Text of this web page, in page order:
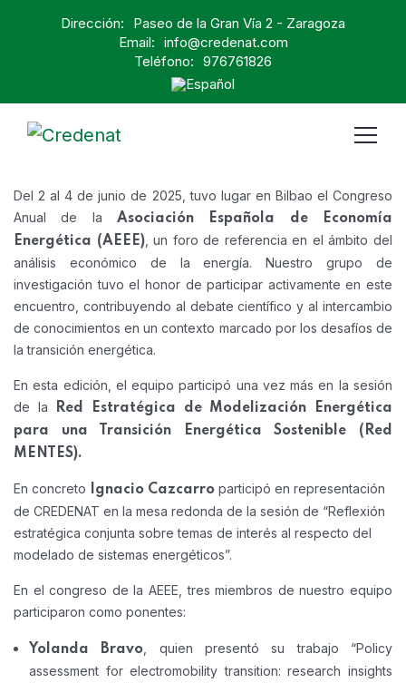
Dirección:
Paseo de la Gran Vía 2 - Zaragoza
Email: info@credenat.com
Teléfono: 976761826
Del 2 al 4 de junio de 2025, tuvo lugar en Bilbao el Congreso
Anual de la Asociación Española de Economía
Energética (AEEE), un foro de referencia en el ámbito del
análisis económico de la energía. Nuestro grupo de
investigación tuvo el honor de participar activamente en este
encuentro, contribuyendo al debate científico y al intercambio
de conocimientos en un contexto marcado por los desafíos de
la transición energética.
En esta edición, el equipo participó una vez más en la sesión
de la
Red Estratégica de Modelización Energética
para una Transición Energética Sostenible (Red
MENTES).
En concreto Ignacio Cazcarro participó en representación
de CREDENAT en la mesa redonda de la sesión de “Reflexión
estratégica conjunta sobre temas de interés al respecto del
modelado de sistemas energéticos”.
En el congreso de la AEEE, tres miembros de nuestro equipo
participaron como ponentes:
Yolanda Bravo , quien presentó su trabajo “Policy
assessment for electromobility transition: research insights